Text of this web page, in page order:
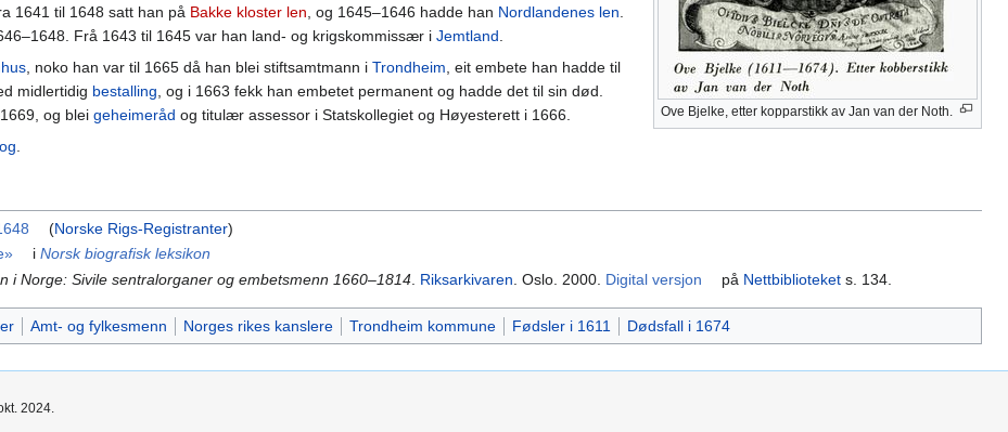
Ove Bjelke, etter kopparstikk av Jan van der Noth.
1641 til 1648 satt han på Bakke kloster len , og 1645–1646 hadde han Nordlandenes len
Frå 1643 til 1645 var han land- og krigskommissær i Jemtland
, noko han var til 1665 då han blei stiftsamtmann i Trondheim , eit embete han hadde til
midlertidig bestalling , og i 1663 fekk han embetet permanent og hadde det til sin død.
og blei geheimeråd og titulær assessor i Statskollegiet og Høyesterett i 1666.
(Norske Rigs-Registranter)
iNorsk biografisk leksikon
i Norge: Sivile sentralorganer og embetsmenn 1660–1814 Riksarkivaren . Oslo. 2000. Digital versjon på Nettbiblioteket s. 134.
Amt- og fylkesmenn Norges rikes kanslere Trondheim kommune Fødsler i 1611 Dødsfall i 1674
2024.